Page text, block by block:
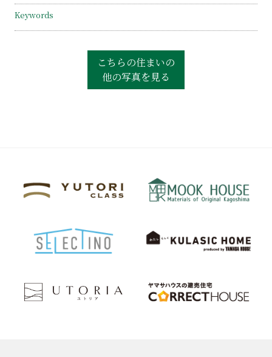
Keywords
こちらの住まいの
他の写真を見る